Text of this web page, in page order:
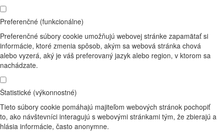
Preferenčné (funkcionálne)
Preferenčné súbory cookie umožňujú webovej stránke zapamätať si
informácie, ktoré zmenia spôsob, akým sa webová stránka chová
alebo vyzerá, aký je váš preferovaný jazyk alebo region, v ktorom sa
nachádzate.
Štatistické (výkonnostné)
Tieto súbory cookie pomáhajú majiteľom webových stránok pochopiť
to, ako návštevníci interagujú s webovými stránkami tým, že zbierajú a
hlásia informácie, často anonymne.